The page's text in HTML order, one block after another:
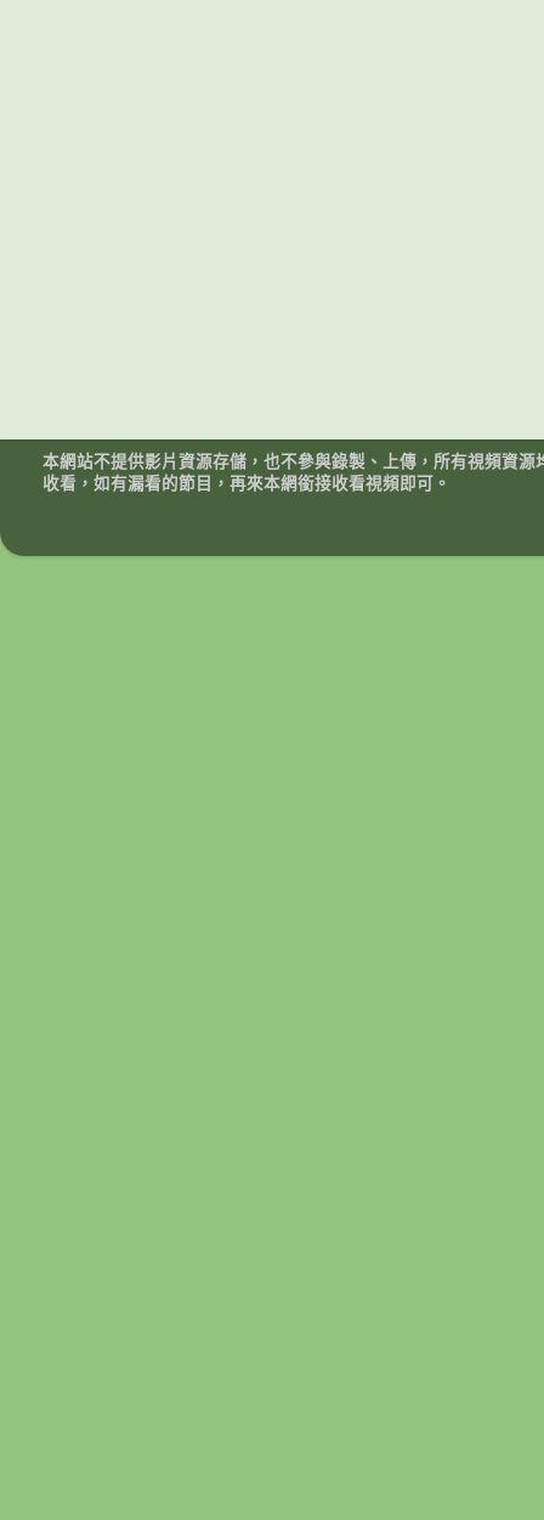
本網站不提供影片資源存儲，也不參與錄製、上傳，所有視頻資
收看，如有漏看的節目，再來本網銜接收看視頻即可。